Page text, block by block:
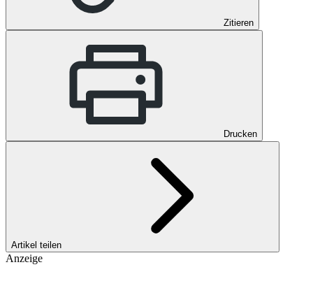
Zitieren
Drucken
Artikel teilen
Anzeige